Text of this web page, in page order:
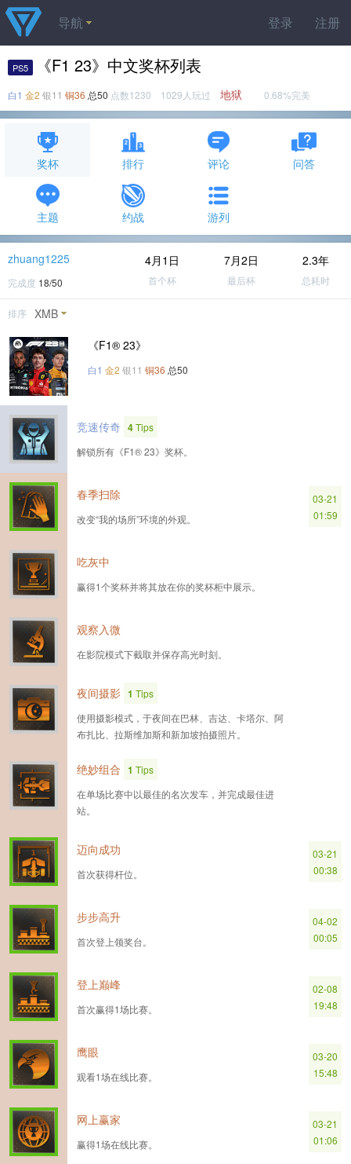
登录 注册
导航
PS5 《F1 23》中文奖杯列表
白1 金2 银11 铜36 总50 点数1230 1029人玩过 地狱 0.68%完美
奖杯 排行 评论 问答
主题 约战 游列
zhuang1225
完成度 18/50
4月1日
首个杯
7月2日
最后杯
2.3年
总耗时
排序 XMB
《F1® 23》
白1 金2 银11 铜36 总50
竞速传奇 4Tips
解锁所有《F1® 23》奖杯。
春季扫除
改变“我的场所”环境的外观。
03-21
01:59
吃灰中
赢得1个奖杯并将其放在你的奖杯柜中展示。
观察入微
在影院模式下截取并保存高光时刻。
夜间摄影 1 Tips
使用摄影模式，于夜间在巴林、吉达、卡塔尔、阿
布扎比、拉斯维加斯和新加坡拍摄照片。
绝妙组合 1 Tips
在单场比赛中以最佳的名次发车，并完成最佳进
站。
迈向成功
首次获得杆位。
03-21
00:38
步步高升
首次登上领奖台。
04-02
00:05
登上巅峰
首次赢得1场比赛。
02-08
19:48
鹰眼
观看1场在线比赛。
03-20
15:48
网上赢家
赢得1场在线比赛。
03-21
01:06